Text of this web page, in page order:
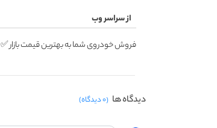
از سراسر وب
فروش خودروی شما به بهترین قیمت بازار ✅
دیدگاه ها (۰ دیدگاه)